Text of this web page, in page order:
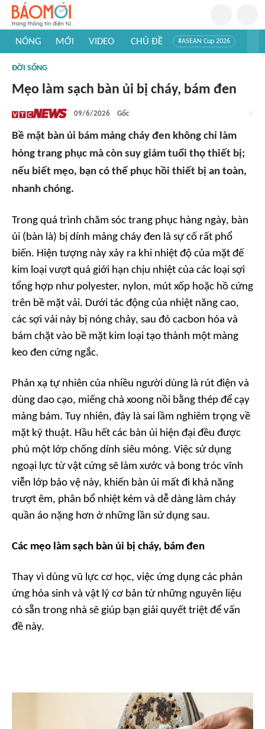
NÓNG MỚI VIDEO CHỦ ĐỀ #ASEAN Cup 2026
#Khám phá thế giới
ĐỜI SỐNG
Mẹo làm sạch bàn ủi bị cháy, bám đen
09/6/2026 Gốc
Bề mặt bàn ủi bám mảng cháy đen không chỉ làm
hỏng trang phục mà còn suy giảm tuổi thọ thiết bị;
nếu biết mẹo, bạn có thể phục hồi thiết bị an toàn,
nhanh chóng.
Trong quá trình chăm sóc trang phục hàng ngày, bàn
ủi (bàn là) bị dính mảng cháy đen là sự cố rất phổ
biến. Hiện tượng này xảy ra khi nhiệt độ của mặt đế
kim loại vượt quá giới hạn chịu nhiệt của các loại sợi
tổng hợp như polyester, nylon, mút xốp hoặc hồ cứng
trên bề mặt vải. Dưới tác động của nhiệt năng cao,
các sợi vải này bị nóng chảy, sau đó cacbon hóa và
bám chặt vào bề mặt kim loại tạo thành một màng
keo đen cứng ngắc.
Phản xạ tự nhiên của nhiều người dùng là rút điện và
dùng dao cạo, miếng chà xoong nồi bằng thép để cạy
mảng bám. Tuy nhiên, đây là sai lầm nghiêm trọng về
mặt kỹ thuật. Hầu hết các bàn ủi hiện đại đều được
phủ một lớp chống dính siêu mỏng. Việc sử dụng
ngoại lực từ vật cứng sẽ làm xước và bong tróc vĩnh
viễn lớp bảo vệ này, khiến bàn ủi mất đi khả năng
trượt êm, phân bổ nhiệt kém và dễ dàng làm cháy
quần áo nặng hơn ở những lần sử dụng sau.
Các mẹo làm sạch bàn ủi bị cháy, bám đen
Thay vì dùng vũ lực cơ học, việc ứng dụng các phản
ứng hóa sinh và vật lý cơ bản từ những nguyên liệu
có sẵn trong nhà sẽ giúp bạn giải quyết triệt để vấn
đề này.